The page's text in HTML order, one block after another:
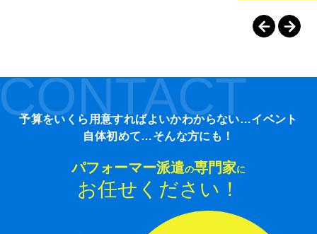
予算をいくら用意すればよいかわからない…イベント
自体初めて…そんな方にも！
パフォーマー派遣の専門家に
お任せください！